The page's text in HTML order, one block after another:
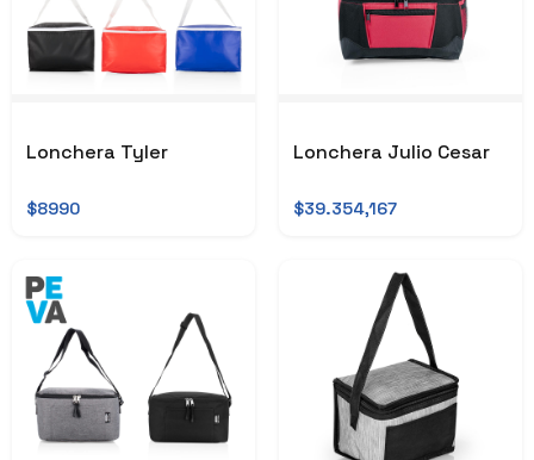
Lonchera Tyler
$8990
Lonchera Julio Cesar
$39.354,167